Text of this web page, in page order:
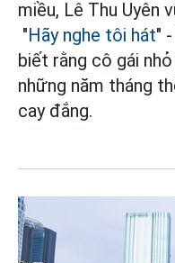
miều, Lê Thu Uyên
"Hãy nghe tôi hát"
biết rằng cô gái
những năm tháng
cay đắng.